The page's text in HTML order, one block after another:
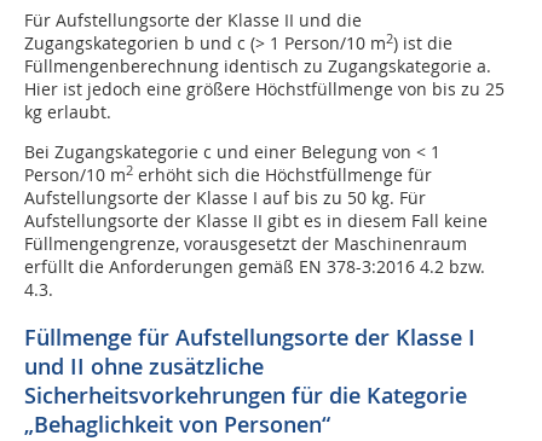
Für Aufstellungsorte der Klasse II und die
Zugangskategorien b und c (> 1 Person/10 m2) ist die
Füllmengenberechnung identisch zu Zugangskategorie a.
Hier ist jedoch eine größere Höchstfüllmenge von bis zu 25
kg erlaubt.
Bei Zugangskategorie c und einer Belegung von < 1
Person/10 m2 erhöht sich die Höchstfüllmenge für
Aufstellungsorte der Klasse I auf bis zu 50 kg. Für
Aufstellungsorte der Klasse II gibt es in diesem Fall keine
Füllmengengrenze, vorausgesetzt der Maschinenraum
erfüllt die Anforderungen gemäß EN 378-3:2016 4.2 bzw.
4.3.
Füllmenge für Aufstellungsorte der Klasse I
und II ohne zusätzliche
Sicherheitsvorkehrungen für die Kategorie
„Behaglichkeit von Personen“